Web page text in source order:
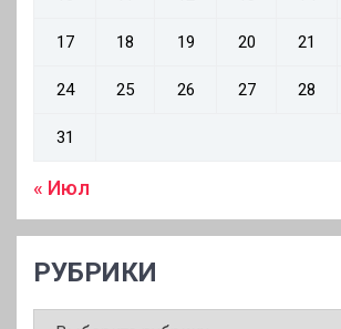
17 18 19 20 21
24 25 26 27 28
31
« Июл
РУБРИКИ